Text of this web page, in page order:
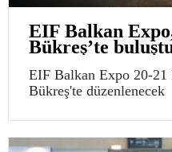
EIF Balkan
Bükreş’te
EIF Balkan Expo 20-21
Bükreş'te düzenlenecek